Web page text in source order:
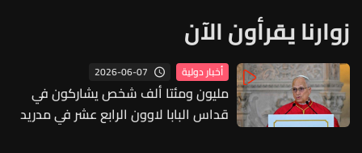
زوارنا يقرأون الآن
أخبار دولية 2026-06-07
مليون ومئتا ألف شخص يشاركون في
قداس البابا لاوون الرابع عشر في مدريد